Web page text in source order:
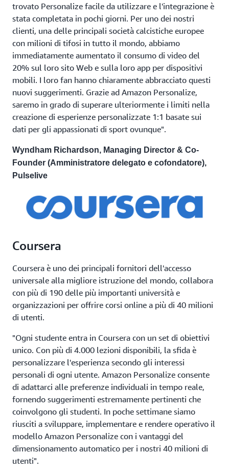
trovato Personalize facile da utilizzare e l'integrazione è
stata completata in pochi giorni. Per uno dei nostri
clienti, una delle principali società calcistiche europee
con milioni di tifosi in tutto il mondo, abbiamo
immediatamente aumentato il consumo di video del
20% sul loro sito Web e sulla loro app per dispositivi
mobili. I loro fan hanno chiaramente abbracciato questi
nuovi suggerimenti. Grazie ad Amazon Personalize,
saremo in grado di superare ulteriormente i limiti nella
creazione di esperienze personalizzate 1:1 basate sui
dati per gli appassionati di sport ovunque".
Wyndham Richardson, Managing Director & Co-
Founder (Amministratore delegato e cofondatore),
Pulselive
Coursera
Coursera è uno dei principali fornitori dell'accesso
universale alla migliore istruzione del mondo, collabora
con più di 190 delle più importanti università e
organizzazioni per offrire corsi online a più di 40 milioni
di utenti.
"Ogni studente entra in Coursera con un set di obiettivi
unico. Con più di 4.000 lezioni disponibili, la sfida è
personalizzare l'esperienza secondo gli interessi
personali di ogni utente. Amazon Personalize consente
di adattarci alle preferenze individuali in tempo reale,
fornendo suggerimenti estremamente pertinenti che
coinvolgono gli studenti. In poche settimane siamo
riusciti a sviluppare, implementare e rendere operativo il
modello Amazon Personalize con i vantaggi del
dimensionamento automatico per i nostri 40 milioni di
utenti".